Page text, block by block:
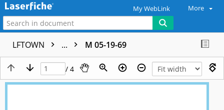
My WebLink More
LFTOWN ... M 05-19-69
/ 4